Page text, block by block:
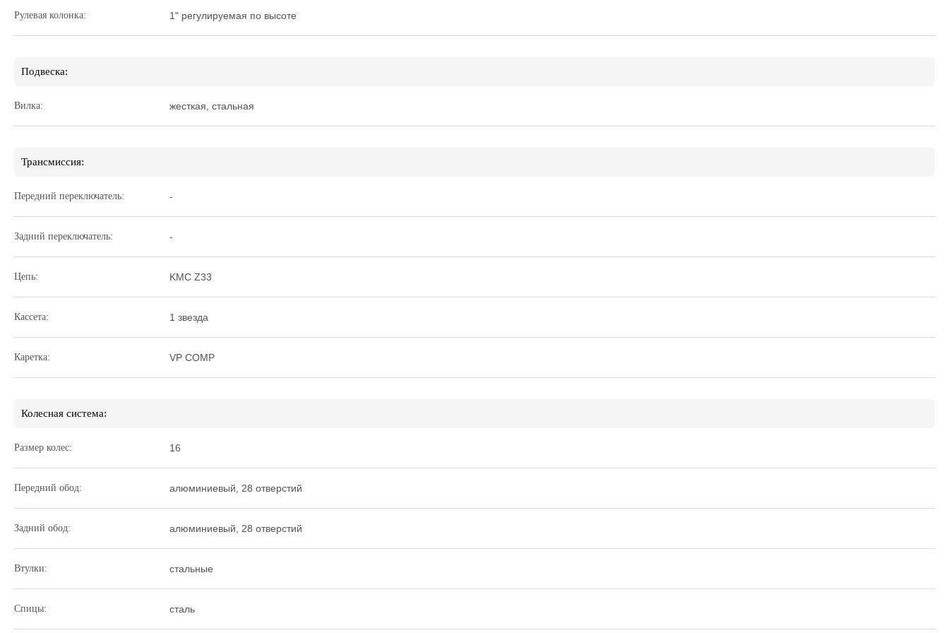
Рулевая колонка: 1" регулируемая по высоте
Подвеска:
Вилка: жесткая, стальная
Трансмиссия:
Передний переключатель: -
Задний переключатель: -
Цепь: KMC Z33
Кассета: 1 звезда
Каретка: VP COMP
Колесная система:
Размер колес: 16
Передний обод: алюминиевый, 28 отверстий
Задний обод: алюминиевый, 28 отверстий
Втулки: стальные
Спицы: сталь